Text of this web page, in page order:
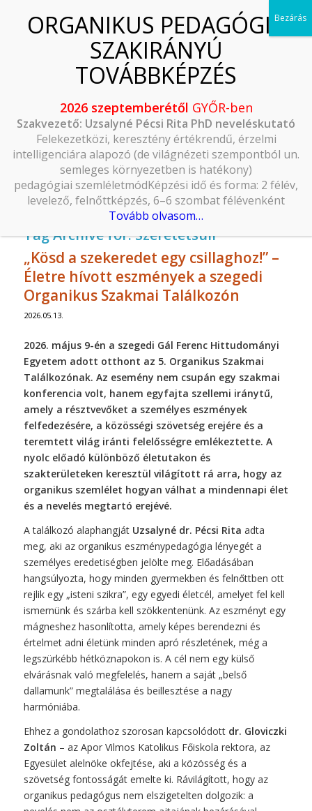
Tag Archive for:Szeretetsuli
„Kösd a szekeredet egy csillaghoz!” –
Életre hívott eszmények a szegedi
Organikus Szakmai Találkozón
2026.05.13.
2026. május 9-én a szegedi Gál Ferenc Hittudományi
Egyetem adott otthont az 5. Organikus Szakmai
Találkozónak. Az esemény nem csupán egy szakmai
konferencia volt, hanem egyfajta szellemi iránytű,
amely a résztvevőket a személyes eszmények
felfedezésére, a közösségi szövetség erejére és a
teremtett világ iránti felelősségre emlékeztette. A
nyolc előadó különböző életutakon és
szakterületeken keresztül világított rá arra, hogy az
organikus szemlélet hogyan válhat a mindennapi élet
és a nevelés megtartó erejévé.
A találkozó alaphangját Uzsalyné dr. Pécsi Rita adta
meg, aki az organikus eszménypedagógia lényegét a
személyes eredetiségben jelölte meg. Előadásában
hangsúlyozta, hogy minden gyermekben és felnőttben ott
rejlik egy „isteni szikra”, egy egyedi életcél, amelyet fel kell
ismernünk és szárba kell szökkentenünk. Az eszményt egy
mágneshez hasonlította, amely képes berendezni és
értelmet adni életünk minden apró részletének, még a
legszürkébb hétköznapokon is. A cél nem egy külső
elvárásnak való megfelelés, hanem a saját „belső
dallamunk” megtalálása és beillesztése a nagy
harmóniába.
Ehhez a gondolathoz szorosan kapcsolódott dr. Gloviczki
Zoltán – az Apor Vilmos Katolikus Főiskola rektora, az
Egyesület alelnöke okfejtése, aki a közösség és a
szövetség fontosságát emelte ki. Rávilágított, hogy az
organikus pedagógus nem elszigetelten dolgozik: a
2026 szeptemberétől GYŐR-ben
Szakvezető: Uzsalyné Pécsi Rita PhD neveléskutató
Felekezetközi, keresztény értékrendű, érzelmi
intelligenciára alapozó (de világnézeti szempontból un.
semleges környezetben is hatékony)
pedagógiai szemléletmódKépzési idő és forma: 2 félév,
levelező, felnőttképzés, 6–6 szombat félévenként
Tovább olvasom…